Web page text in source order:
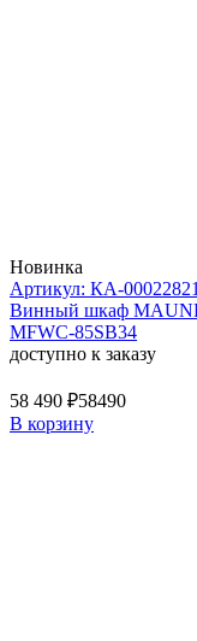
Новинка
Артикул: КА-00022821
Винный шкаф
MFWC-85SB34
доступно к заказу
58 490 ₽58490
В корзину